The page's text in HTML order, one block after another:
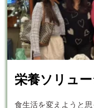
栄養ソリュ
食生活を変えようと